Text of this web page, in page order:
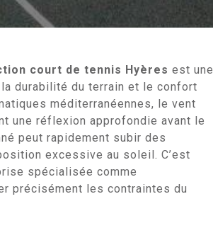
court de tennis Hyères est une
durabilité du terrain et le confort
méditerranéennes, le vent
une réflexion approfondie avant le
peut rapidement subir des
excessive au soleil. C’est
spécialisée comme
précisément les contraintes du